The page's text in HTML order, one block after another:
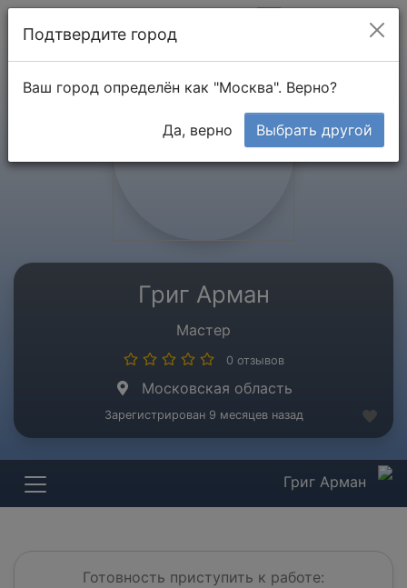
Григ Арман
Мастер
0 отзывов
Московская область
Зарегистрирован 9 месяцев назад
Григ Арман
Готовность приступить к работе:
Подтвердите город
Ваш город определён как "Москва". Верно?
Да, верно Выбрать другой